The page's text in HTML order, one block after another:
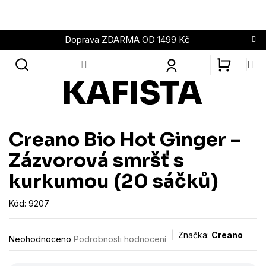
obsah
Doprava ZDARMA OD 1499 Kč
Creano Bio Hot Ginger –
Zázvorová smršť s
kurkumou (20 sáčků)
Kód: 9207
Průměrné
hodnocení
Neohodnoceno Podrobnosti hodnocení Značka: Creano